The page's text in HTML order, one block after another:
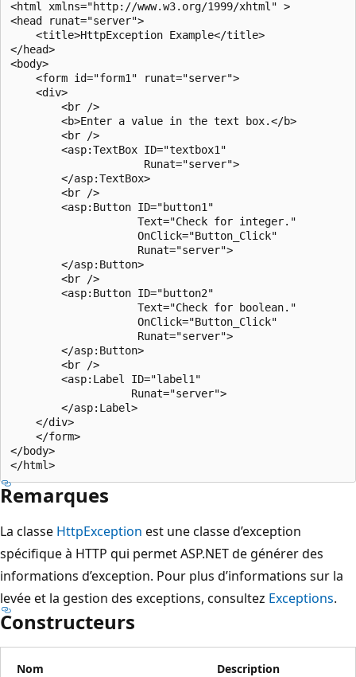
<html xmlns="http://www.w3.org/1999/xhtml" >
<head runat="server">
    <title>HttpException Example</title>
</head>
<body>
    <form id="form1" runat="server">
    <div>
        <br />
        <b>Enter a value in the text box.</b>
        <br />
        <asp:TextBox ID="textbox1"
                     Runat="server">
        </asp:TextBox>
        <br />
        <asp:Button ID="button1"
                    Text="Check for integer."
                    OnClick="Button_Click"
                    Runat="server">
        </asp:Button>
        <br />
        <asp:Button ID="button2"
                    Text="Check for boolean."
                    OnClick="Button_Click"
                    Runat="server">
        </asp:Button>
        <br />
        <asp:Label ID="label1"
                   Runat="server">
        </asp:Label>
    </div>
    </form>
</body>
Remarques
La classe HttpException est une classe d’exception
spécifique à HTTP qui permet ASP.NET de générer des
informations d’exception. Pour plus d’informations sur la
levée et la gestion des exceptions, consultez Exceptions.
Constructeurs
Nom Description